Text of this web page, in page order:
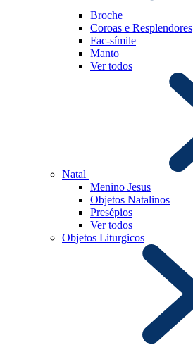
Broche
Coroas e Resplendores
Fac-símile
Manto
Ver todos
Natal
Menino Jesus
Objetos Natalinos
Presépios
Ver todos
Objetos Liturgicos